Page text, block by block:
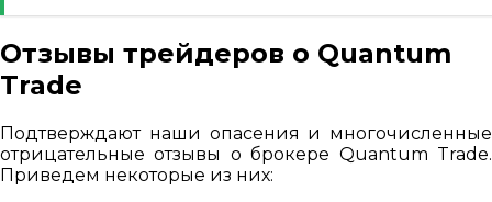
Отзывы трейдеров о Quantum
Trade
Подтверждают наши опасения и многочисленные
отрицательные отзывы о брокере Quantum Trade.
Приведем некоторые из них: